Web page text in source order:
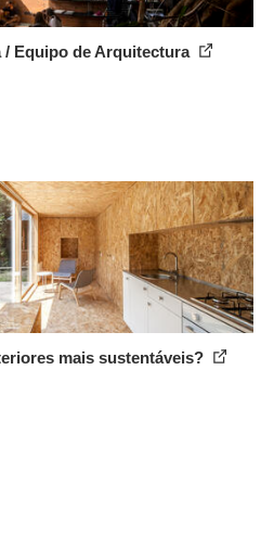
/ Equipo de Arquitectura
mais sustentáveis?